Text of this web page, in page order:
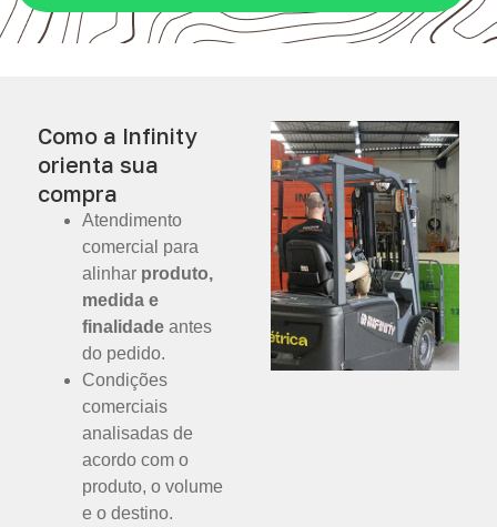
Como a Infinity
orienta sua
compra
Atendimento
comercial para
alinhar produto,
medida e
finalidade antes
do pedido.
Condições
comerciais
analisadas de
acordo com o
produto, o volume
e o destino.